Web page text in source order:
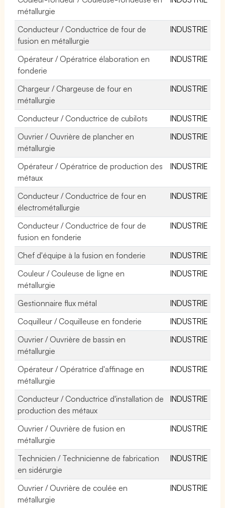
métallurgie
Conducteur / Conductrice de four de
fusion en métallurgie
INDUSTRIE
Opérateur / Opératrice élaboration en
fonderie
INDUSTRIE
Chargeur / Chargeuse de four en
métallurgie
INDUSTRIE
Conducteur / Conductrice de cubilots
INDUSTRIE
Ouvrier / Ouvrière de plancher en
métallurgie
INDUSTRIE
Opérateur / Opératrice de production des
métaux
INDUSTRIE
Conducteur / Conductrice de four en
électrométallurgie
INDUSTRIE
Conducteur / Conductrice de four de
fusion en fonderie
INDUSTRIE
Chef d'équipe à la fusion en fonderie
INDUSTRIE
Couleur / Couleuse de ligne en
métallurgie
INDUSTRIE
Gestionnaire flux métal
INDUSTRIE
Coquilleur / Coquilleuse en fonderie
INDUSTRIE
Ouvrier / Ouvrière de bassin en
métallurgie
INDUSTRIE
Opérateur / Opératrice d'affinage en
métallurgie
INDUSTRIE
Conducteur / Conductrice d'installation de
production des métaux
INDUSTRIE
Ouvrier / Ouvrière de fusion en
métallurgie
INDUSTRIE
Technicien / Technicienne de fabrication
en sidérurgie
INDUSTRIE
Ouvrier / Ouvrière de coulée en
métallurgie
INDUSTRIE